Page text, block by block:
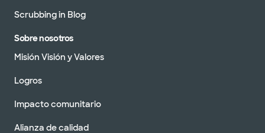
Scrubbing in Blog
Sobre nosotros
Misión Visión y Valores
Logros
Impacto comunitario
Alianza de calidad